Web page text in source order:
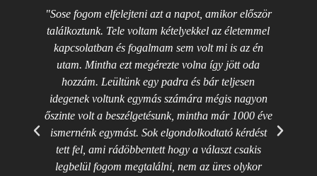
"Sose fogom elfelejteni azt a napot, amikor először
találkoztunk. Tele voltam kételyekkel az életemmel
kapcsolatban és fogalmam sem volt mi is az én
utam. Mintha ezt megérezte volna így jött oda
hozzám. Leültünk egy padra és bár teljesen
idegenek voltunk egymás számára mégis nagyon
őszinte volt a beszélgetésunk, mintha már 1000 éve
ismernénk egymást. Sok elgondolkodtató kérdést
tett fel, ami rádöbbentett hogy a választ csakis
legbelül fogom megtalálni, nem az üres olykor